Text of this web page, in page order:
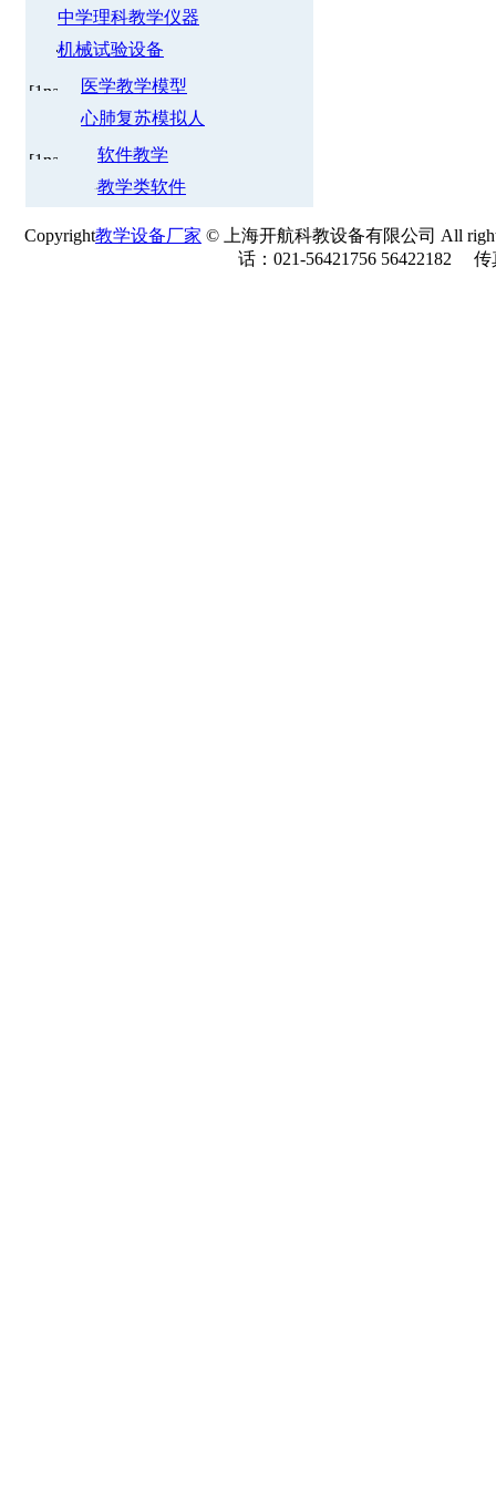
中学理科教学仪器
机械试验设备
医学教学模型
心肺复苏模拟人
软件教学
教学类软件
Copyright教学设备厂家 © 上海开航科教设备有限公司 All
话：021-56421756 56422182 传